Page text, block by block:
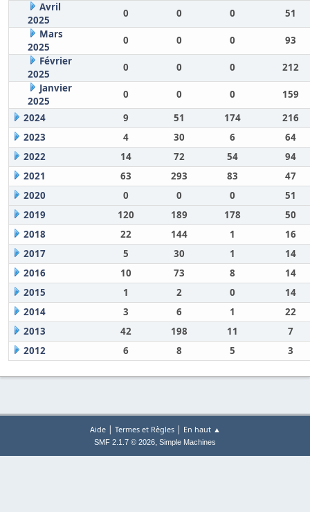
Avril
2025
0 0 0
51
Mars
2025
0 0 0
93
Février
2025
0 0 0
212
Janvier
2025
0 0 0
159
2024
9 51 174
216
2023
4 30 6
64
2022
14 72 54
94
2021
63 293 83
47
2020
0 0 0
51
2019
120 189 178
50
2018
22 144 1
16
2017
5 30 1
14
2016
10 73 8
14
2015
1 2 0
14
2014
3 6 1
22
2013
42 198 11
7
2012
6 8 5 3
Aide| Termes et Règles| En haut ▲
SMF 2.1.7 © 2026, Simple Machines